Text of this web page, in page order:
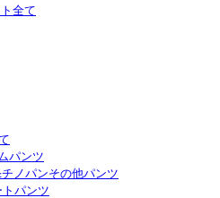
全て
パンツ
ノパンその他パンツ
トパンツ